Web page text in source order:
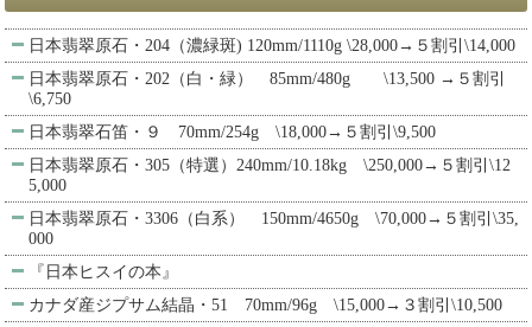
日本翡翠原石・204（濃緑斑) 120mm/1110g \28,000→５割引\14,000
日本翡翠原石・202（白・緑） 85mm/480g \13,500 →５割引
\6,750
日本翡翠石笛・９ 70mm/254g \18,000→５割引\9,500
日本翡翠原石・305（特選）240mm/10.18kg \250,000→５割引\12
5,000
日本翡翠原石・3306（白系） 150mm/4650g \70,000→５割引\35,
000
『日本ヒスイの本』
カナダ産ジプサム結晶・51 70mm/96g \15,000→３割引\10,500